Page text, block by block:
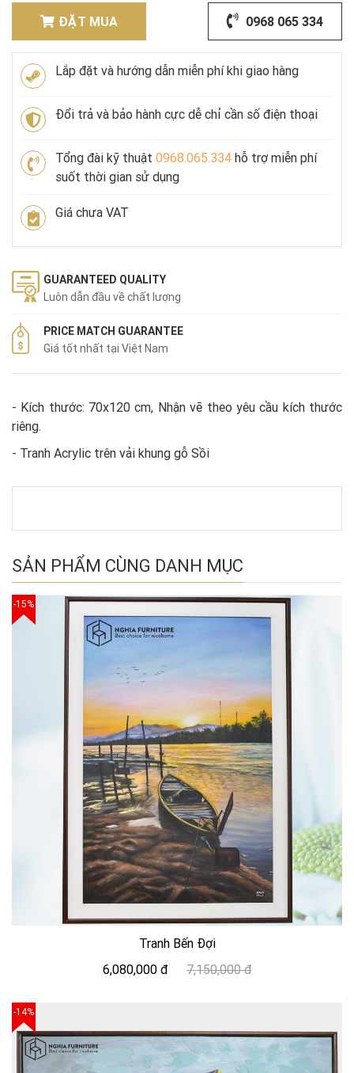
ĐẶT MUA 0968 065 334
Lắp đặt và hướng dẫn miễn phí khi giao hàng
Đổi trả và bảo hành cực dễ chỉ cần số điện thoại
Tổng đài kỹ thuật 0968.065.334 hỗ trợ miễn phí
suốt thời gian sử dụng
Giá chưa VAT
GUARANTEED QUALITY
Luôn dẫn đầu về chất lượng
PRICE MATCH GUARANTEE
Giá tốt nhất tại Việt Nam
- Kích thước: 70x120 cm, Nhận vẽ theo yêu cầu kích thước
riêng.
- Tranh Acrylic trên vải khung gỗ Sồi
SẢN PHẨM CÙNG DANH MỤC
-15%
Tranh Bến Đợi
6,080,000 đ
7,150,000 đ
-14%